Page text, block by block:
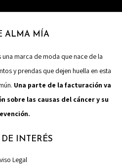
ALMA MÍA
una marca de moda que nace de la
y prendas que dejen huella en esta
Una parte de la facturación va
sobre las causas del cáncer y su
DE INTERÉS
Legal